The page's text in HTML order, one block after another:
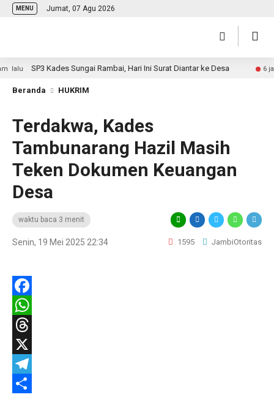
MENU Jumat, 07 Agu 2026
SP3 Kades Sungai Rambai, Hari Ini Surat Diantar ke Desa 6 jam
Beranda HUKRIM
Terdakwa, Kades
Tambunarang Hazil Masih
Teken Dokumen Keuangan
Desa
waktu baca 3 menit
Senin, 19 Mei 2025 22:34 1595 JambiOtoritas
Facebook
WhatsApp
Threads
X
Telegram